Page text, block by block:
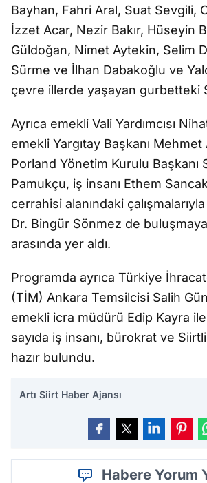
Bayhan, Fahri Aral, Suat Sevgili,
İzzet Acar, Nezir Bakır, Hüseyin
Güldoğan, Nimet Aytekin, Selim
Sürme ve İlhan Dabakoğlu ve
çevre illerde yaşayan gurbetteki
Ayrıca emekli Vali Yardımcısı
emekli Yargıtay Başkanı Mehmet
Porland Yönetim Kurulu Başkanı
Pamukçu, iş insanı Ethem
cerrahisi alanındaki
Dr. Bingür Sönmez de
arasında yer aldı.
Programda ayrıca Türkiye
(TİM) Ankara Temsilcisi Salih
emekli icra müdürü Edip Kayra
sayıda iş insanı, bürokrat ve
hazır bulundu.
Artı Siirt Haber Ajansı
Habere Yorum